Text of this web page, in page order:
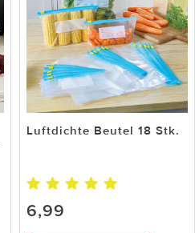
Luftdichte Beutel 18 Stk.
6,99